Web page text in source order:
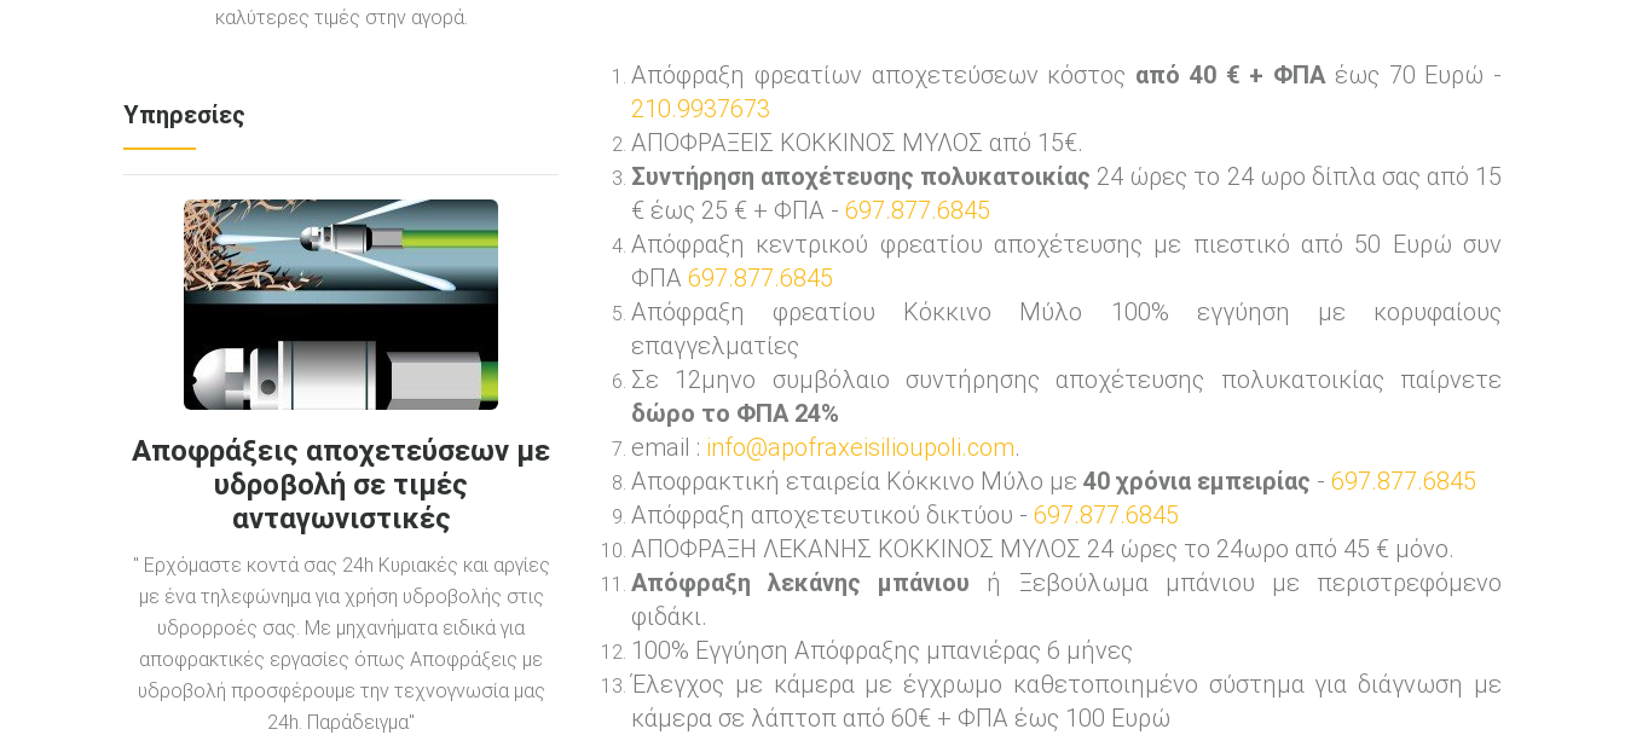
Απόφραξη φρεατίων αποχετεύσεων κόστος από 40 € + ΦΠΑέως 70 Ευρώ -
210.9937673
ΑΠΟΦΡΑΞΕΙΣ ΚΟΚΚΙΝΟΣ ΜΥΛΟΣ από 15€.
Συντήρηση αποχέτευσης πολυκατοικίας 24 ώρες το 24 ωρο δίπλα σας από 15
€ έως 25 € + ΦΠΑ - 697.877.6845
Απόφραξη κεντρικού φρεατίου αποχέτευσης με πιεστικό από 50 Ευρώ συν
ΦΠΑ 697.877.6845
Απόφραξη φρεατίου Κόκκινο Μύλο 100% εγγύηση με κορυφαίους
επαγγελματίες
Σε 12μηνο συμβόλαιο συντήρησης αποχέτευσης πολυκατοικίας παίρνετε
δώρο το ΦΠΑ 24%
email : info@apofraxeisilioupoli.com.
Αποφρακτική εταιρεία Κόκκινο Μύλο με 40 χρόνια εμπειρίας - 697.877.6845
Απόφραξη αποχετευτικού δικτύου - 697.877.6845
ΑΠΟΦΡΑΞΗ ΛΕΚΑΝΗΣ ΚΟΚΚΙΝΟΣ ΜΥΛΟΣ 24 ώρες το 24ωρο από 45 € μόνο.
Απόφραξη λεκάνης μπάνιου ή Ξεβούλωμα μπάνιου με περιστρεφόμενο
φιδάκι.
100% Εγγύηση Απόφραξης μπανιέρας 6 μήνες
Έλεγχος με κάμερα με έγχρωμο καθετοποιημένο σύστημα για διάγνωση με
κάμερα σε λάπτοπ από 60€ + ΦΠΑ έως 100 Ευρώ
καλύτερες τιμές στην αγορά.
Υπηρεσίες
Αποφράξεις αποχετεύσεων με
υδροβολή σε τιμές
ανταγωνιστικές
" Ερχόμαστε κοντά σας 24h Κυριακές και αργίες
με ένα τηλεφώνημα για χρήση υδροβολής στις
υδρορροές σας. Με μηχανήματα ειδικά για
αποφρακτικές εργασίες όπως Αποφράξεις με
υδροβολή προσφέρουμε την τεχνογνωσία μας
24h. Παράδειγμα"